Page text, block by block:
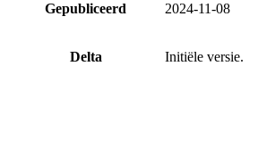
Gepubliceerd 2024-11-08
Delta Initiële versie.